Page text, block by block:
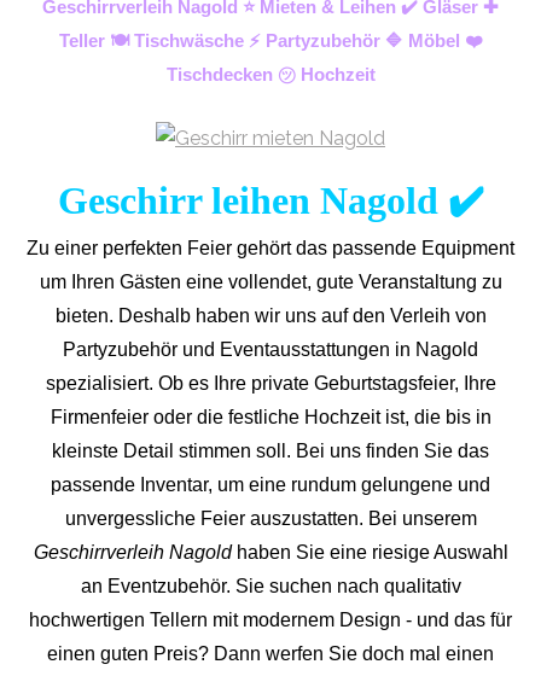
Geschirrverleih Nagold ⭐ Mieten & Leihen ✔️ Gläser ✚
Teller 🍽️ Tischwäsche ⚡ Partyzubehör 🔷 Möbel ❤️
Tischdecken ㋡ Hochzeit
Geschirr leihen Nagold ✔️
Zu einer perfekten Feier gehört das passende Equipment
um Ihren Gästen eine vollendet, gute Veranstaltung zu
bieten. Deshalb haben wir uns auf den Verleih von
Partyzubehör und Eventausstattungen in Nagold
spezialisiert. Ob es Ihre private Geburtstagsfeier, Ihre
Firmenfeier oder die festliche Hochzeit ist, die bis in
kleinste Detail stimmen soll. Bei uns finden Sie das
passende Inventar, um eine rundum gelungene und
unvergessliche Feier auszustatten. Bei unserem
Geschirrverleih Nagoldhaben Sie eine riesige Auswahl
an Eventzubehör. Sie suchen nach qualitativ
hochwertigen Tellern mit modernem Design - und das für
einen guten Preis? Dann werfen Sie doch mal einen